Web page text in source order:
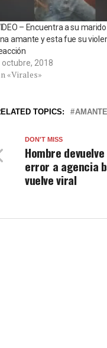
– Encuentra a su
amante y esta fue su
octubre, 2018
«Virales»
TOPICS: AMANTE
DON'T MISS
Hombre
error a agencia
vuelve viral